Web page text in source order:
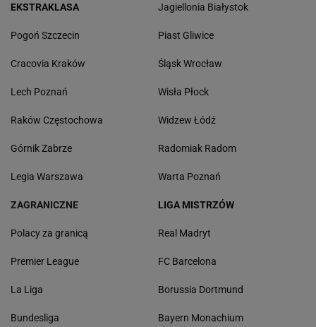
EKSTRAKLASA
Pogoń Szczecin
Cracovia Kraków
Lech Poznań
Raków Częstochowa
Górnik Zabrze
Legia Warszawa
Jagiellonia Białystok
Piast Gliwice
Śląsk Wrocław
Wisła Płock
Widzew Łódź
Radomiak Radom
Warta Poznań
ZAGRANICZNE
Polacy za granicą
Premier League
La Liga
Bundesliga
LIGA MISTRZÓW
Real Madryt
FC Barcelona
Borussia Dortmund
Bayern Monachium